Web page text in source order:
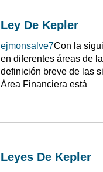
Ley De Kepler
ejmonsalve7Con la
en diferentes áreas de
definición breve de las
Área Financiera está
Leyes De Kepler